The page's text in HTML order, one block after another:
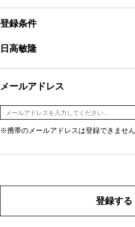
登録条件
日高敏隆
メールアドレス
※携帯のメールアドレスは登録できません
登録する